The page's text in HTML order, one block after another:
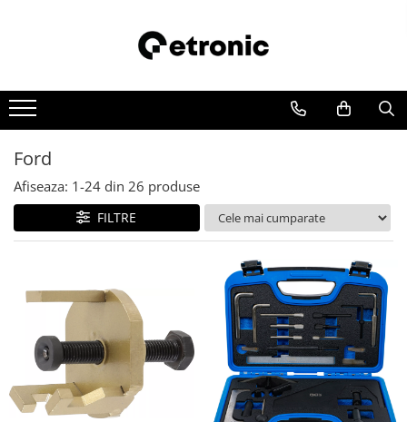
Ford
Afiseaza: 1-24 din 26 produse
FILTRE